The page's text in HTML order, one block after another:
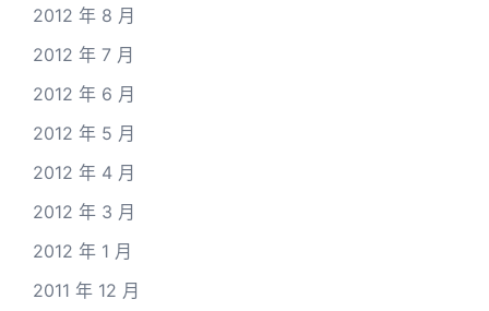
2012 年 8 月
2012 年 7 月
2012 年 6 月
2012 年 5 月
2012 年 4 月
2012 年 3 月
2012 年 1 月
2011 年 12 月